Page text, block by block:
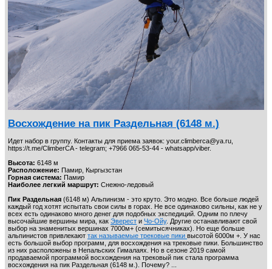
Восхождение на пик Раздельная (6148 м.)
Идет набор в группу. Контакты для приема заявок: your.climberca@ya.ru,
https://t.me/ClimberCA - telegram; +7966 065-53-44 - whatsapp/viber.
Высота: 6148 м
Расположение: Памир, Кыргызстан
Горная система: Памир
Наиболее легкий маршрут: Снежно-ледовый
Пик Раздельная (6148 м) Альпинизм - это круто. Это модно. Все больше людей
каждый год хотят испытать свои силы в горах. Не все одинаково сильны, как не у
всех есть одинаково много денег для подобных экспедиций. Одним по плечу
высочайшие вершины мира, как Эверест и Чо-Ойу. Другие останавливают свой
выбор на знаменитых вершинах 7000м+ (семитысячниках). Но еще больше
альпинистов привлекают так называемые трековые пики высотой 6000м +. У нас
есть большой выбор программ, для восхождения на трековые пики. Большинство
из них расположены в Непальских Гималаях. Но в сезоне 2019 самой
продаваемой программой восхождения на трековый пик стала программа
восхождения на пик Раздельная (6148 м.). Почему? ...